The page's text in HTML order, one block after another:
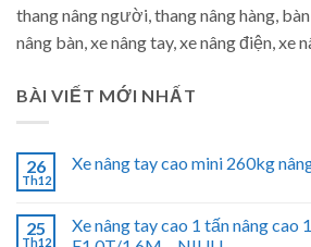
thang nâng người, thang nâng hàng,
nâng bàn, xe nâng tay, xe nâng điện, xe
BÀI VIẾT MỚI NHẤT
26
Th12
Xe nâng tay cao mini 260kg
25
Th12
Xe nâng tay cao 1 tấn nâng cao